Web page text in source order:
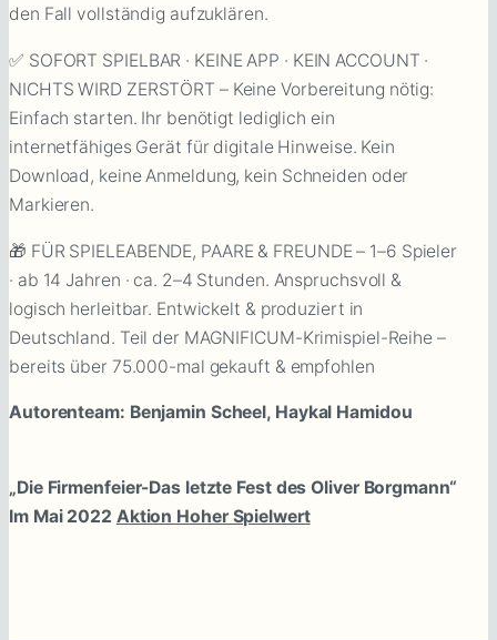
den Fall vollständig aufzuklären.
✅ SOFORT SPIELBAR · KEINE APP · KEIN ACCOUNT ·
NICHTS WIRD ZERSTÖRT – Keine Vorbereitung nötig:
Einfach starten. Ihr benötigt lediglich ein
internetfähiges Gerät für digitale Hinweise. Kein
Download, keine Anmeldung, kein Schneiden oder
Markieren.
🎁 FÜR SPIELEABENDE, PAARE & FREUNDE – 1–6 Spieler
· ab 14 Jahren · ca. 2–4 Stunden. Anspruchsvoll &
logisch herleitbar. Entwickelt & produziert in
Deutschland. Teil der MAGNIFICUM-Krimispiel-Reihe –
bereits über 75.000-mal gekauft & empfohlen
Autorenteam: Benjamin Scheel, Haykal Hamidou
„Die Firmenfeier-Das letzte Fest des Oliver Borgmann“
Im Mai 2022 Aktion Hoher Spielwert